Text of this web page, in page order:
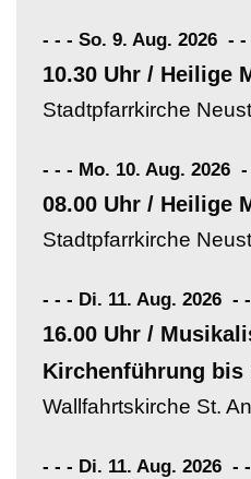
- - - So. 9. Aug. 2026 - -
10.30 Uhr / Heilige
Stadtpfarrkirche
- - - Mo. 10. Aug. 2026 -
08.00 Uhr / Heilige
Stadtpfarrkirche
- - - Di. 11. Aug. 2026 - -
16.00 Uhr /
Kirchenführung bis
Wallfahrtskirche St.
- - - Di. 11. Aug. 2026 - -